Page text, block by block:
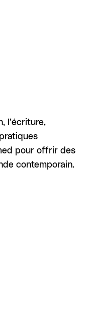
l’écriture,
pour offrir des
contemporain.